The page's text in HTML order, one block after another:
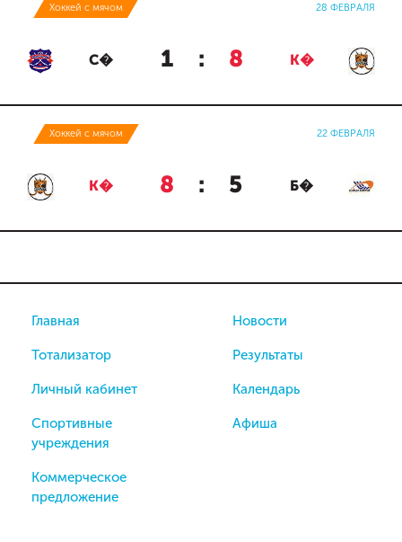
Хоккей с мячом 28 ФЕВРАЛЯ
С� 1 : 8 К�
Хоккей с мячом 22 ФЕВРАЛЯ
К� 8 : 5 Б�
Главная
Тотализатор
Личный кабинет
Спортивные
учреждения
Коммерческое
предложение
Новости
Результаты
Календарь
Афиша